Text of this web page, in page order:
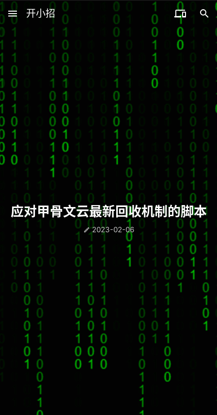
menu 开小招  
应对甲骨文云最新回收机制的脚本
2023-02-06
近期文章
08月07日，农历六月廿五，星期五!
08月06日，农历六月廿四，星期四!
08月05日，农历六月廿三，星期三!
08月04日，农历六月廿二，星期二!
08月03日，农历六月廿一，星期一!